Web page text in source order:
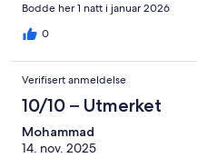
Bodde her 1 natt i januar 2026
0
Verifisert anmeldelse
10/10 – Utmerket
Mohammad
14. nov. 2025